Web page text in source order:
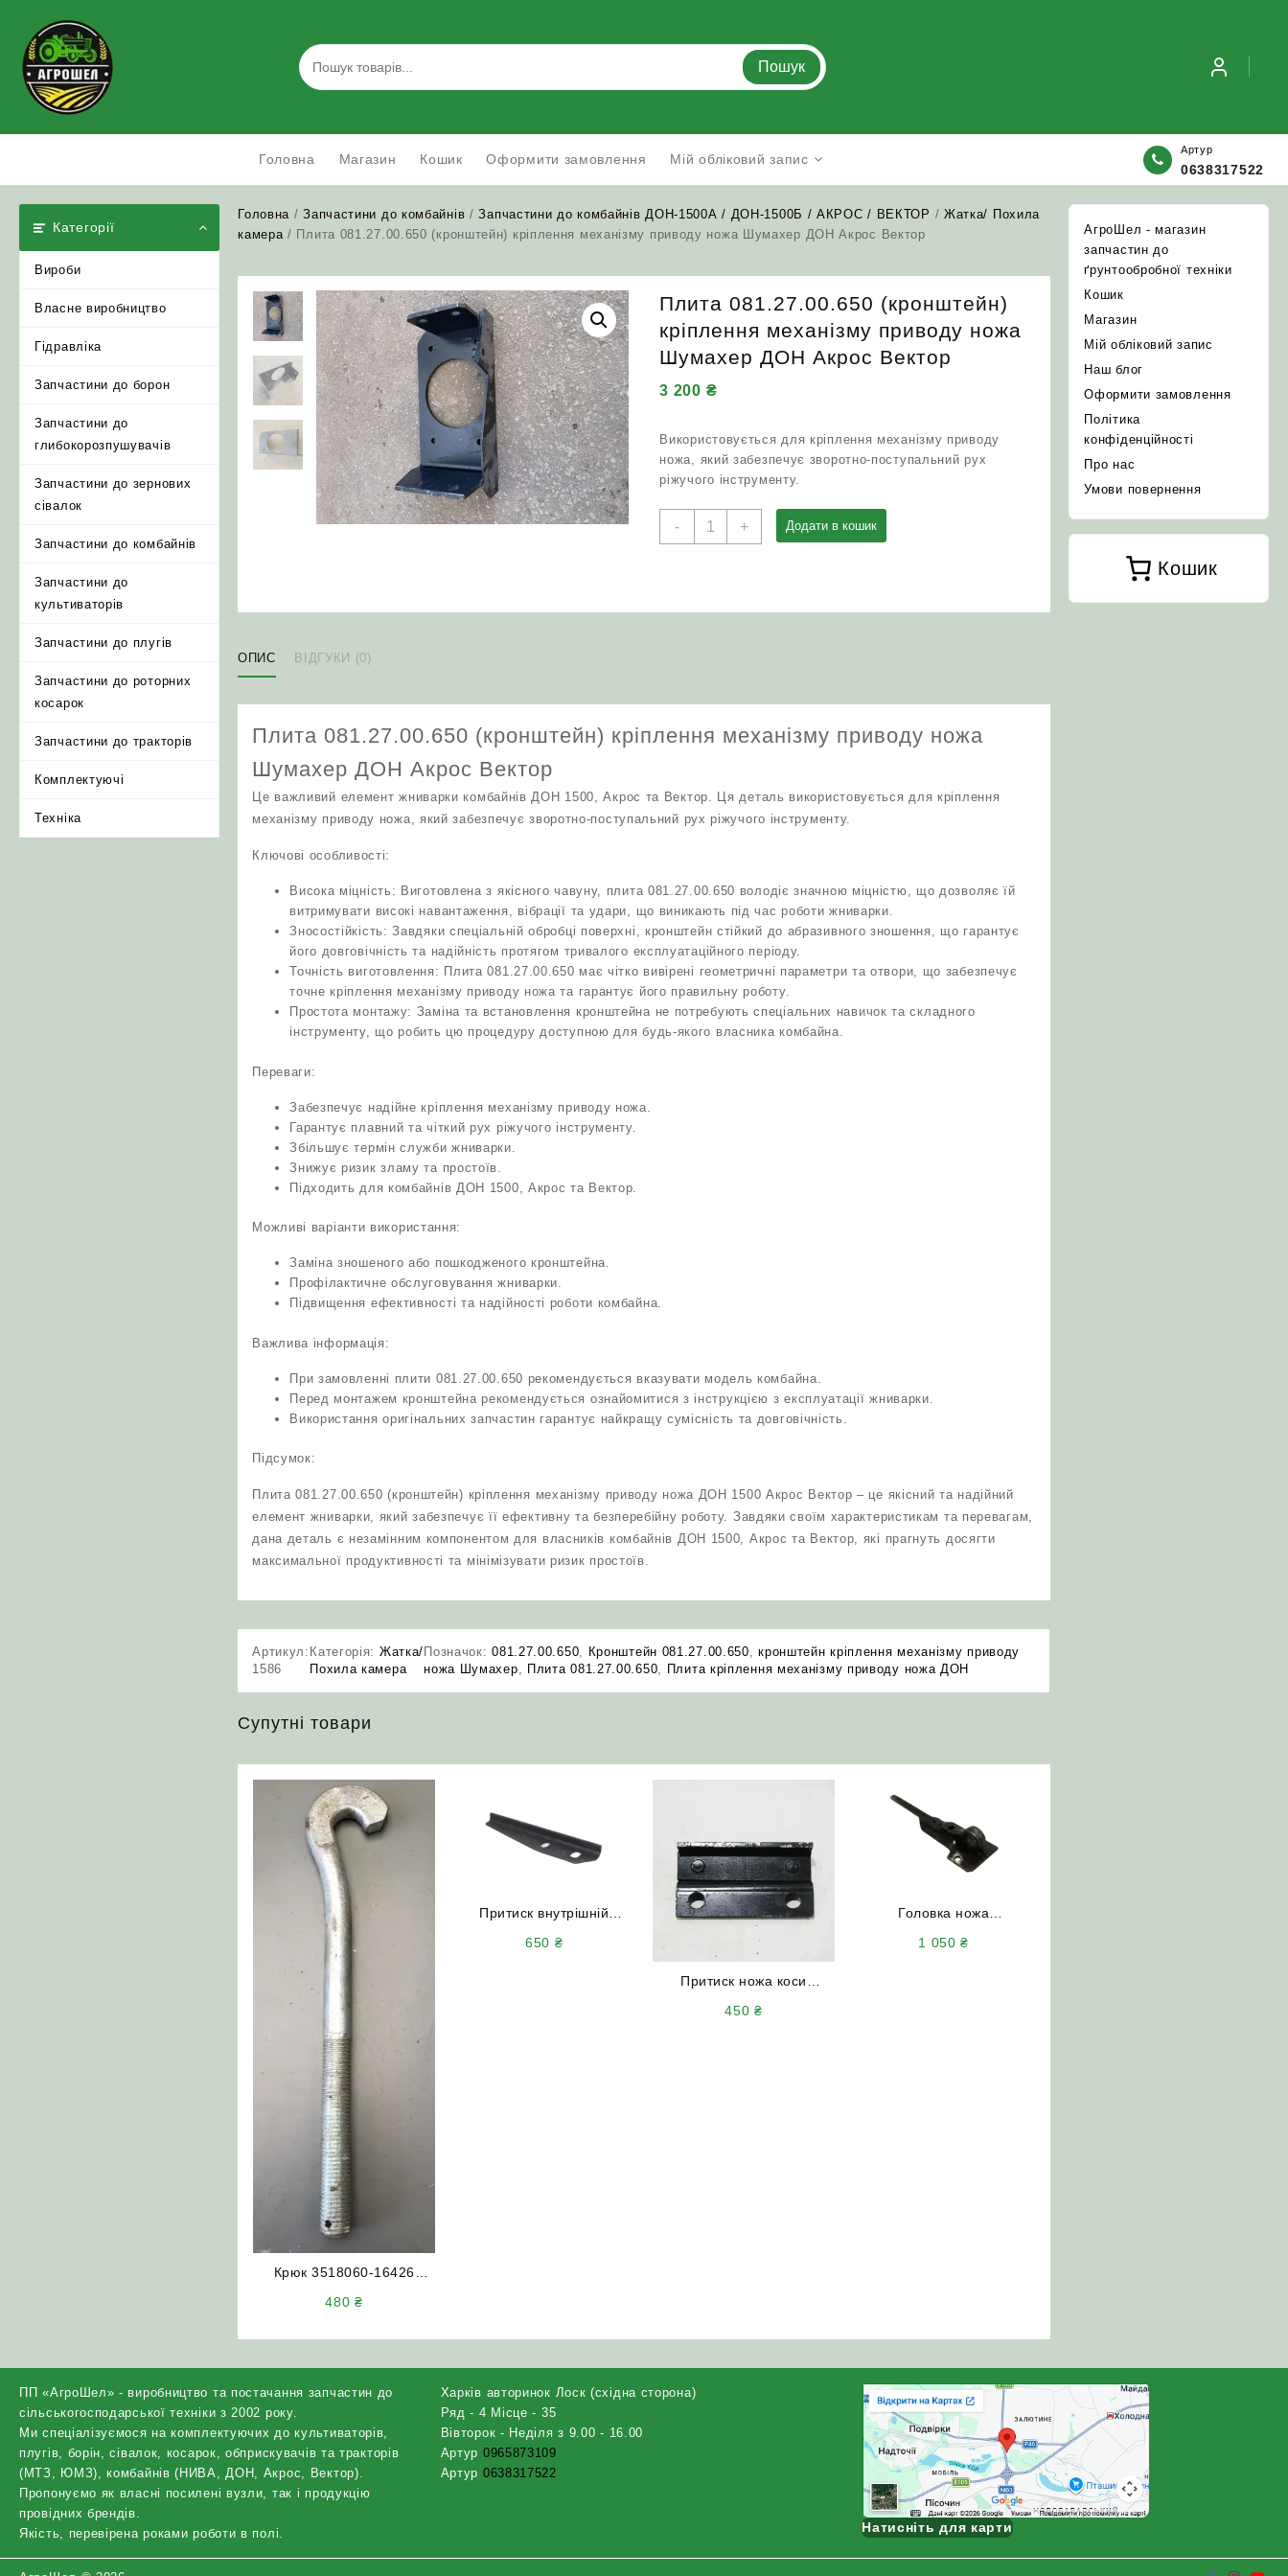
content
Пошук
Головна Магазин Кошик Оформити замовлення Мій обліковий запис
Артур
0638317522
Категорії
Вироби
Власне виробництво
Гідравліка
Запчастини до борон
Запчастини до
глибокорозпушувачів
Запчастини до зернових
сівалок
Запчастини до комбайнів
Запчастини до
культиваторів
Запчастини до плугів
Запчастини до роторних
косарок
Запчастини до тракторів
Комплектуючі
Техніка
Головна /Запчастини до комбайнів /Запчастини до комбайнів ДОН-1500А / ДОН-1500Б / АКРОС / ВЕКТОР / Жатка/ Похила
камера/ Плита 081.27.00.650 (кронштейн) кріплення механізму приводу ножа Шумахер ДОН Акрос Вектор
Плита 081.27.00.650 (кронштейн)
кріплення механізму приводу ножа
Шумахер ДОН Акрос Вектор
3 200 ₴
Використовується для кріплення механізму приводу
ножа, який забезпечує зворотно-поступальний рух
ріжучого інструменту.
-
Плита
081.27.00.650
кількість
+ Додати в кошик
ОПИС ВІДГУКИ (0)
Плита 081.27.00.650 (кронштейн) кріплення механізму приводу ножа
Шумахер ДОН Акрос Вектор
Це важливий елемент жниварки комбайнів ДОН 1500, Акрос та Вектор. Ця деталь використовується для кріплення
механізму приводу ножа, який забезпечує зворотно-поступальний рух ріжучого інструменту.
Ключові особливості:
Висока міцність: Виготовлена з якісного чавуну, плита 081.27.00.650 володіє значною міцністю, що дозволяє їй
витримувати високі навантаження, вібрації та удари, що виникають під час роботи жниварки.
Зносостійкість: Завдяки спеціальній обробці поверхні, кронштейн стійкий до абразивного зношення, що гарантує
його довговічність та надійність протягом тривалого експлуатаційного періоду.
Точність виготовлення: Плита 081.27.00.650 має чітко вивірені геометричні параметри та отвори, що забезпечує
точне кріплення механізму приводу ножа та гарантує його правильну роботу.
Простота монтажу: Заміна та встановлення кронштейна не потребують спеціальних навичок та складного
інструменту, що робить цю процедуру доступною для будь-якого власника комбайна.
Переваги:
Забезпечує надійне кріплення механізму приводу ножа.
Гарантує плавний та чіткий рух ріжучого інструменту.
Збільшує термін служби жниварки.
Знижує ризик зламу та простоїв.
Підходить для комбайнів ДОН 1500, Акрос та Вектор.
Можливі варіанти використання:
Заміна зношеного або пошкодженого кронштейна.
Профілактичне обслуговування жниварки.
Підвищення ефективності та надійності роботи комбайна.
Важлива інформація:
При замовленні плити 081.27.00.650 рекомендується вказувати модель комбайна.
Перед монтажем кронштейна рекомендується ознайомитися з інструкцією з експлуатації жниварки.
Використання оригінальних запчастин гарантує найкращу сумісність та довговічність.
Підсумок:
Плита 081.27.00.650 (кронштейн) кріплення механізму приводу ножа ДОН 1500 Акрос Вектор – це якісний та надійний
елемент жниварки, який забезпечує її ефективну та безперебійну роботу. Завдяки своїм характеристикам та перевагам,
дана деталь є незамінним компонентом для власників комбайнів ДОН 1500, Акрос та Вектор, які прагнуть досягти
максимальної продуктивності та мінімізувати ризик простоїв.
Артикул:
1586
Категорія: Жатка/
Похила камера
Позначок:081.27.00.650, Кронштейн 081.27.00.650,кронштейн кріплення механізму приводу
ножа Шумахер, Плита 081.27.00.650, Плита кріплення механізму приводу ножа ДОН
Супутні товари
Крюк 3518060-16426
480₴
Притиск внутрішній
650 ₴
Притиск ножа коси
450₴
Головка ножа
1 050₴
АгроШел - магазин
запчастин до
ґрунтообробної техніки
Кошик
Магазин
Мій обліковий запис
Наш блог
Оформити замовлення
Політика
конфіденційності
Про нас
Умови повернення
Кошик
ПП «АгроШел» - виробництво та постачання запчастин до
сільськогосподарської техніки з 2002 року.
Ми спеціалізуємося на комплектуючих до культиваторів,
плугів, борін, сівалок, косарок, обприскувачів та тракторів
(МТЗ, ЮМЗ), комбайнів (НИВА, ДОН, Акрос, Вектор).
Пропонуємо як власні посилені вузли, так і продукцію
провідних брендів.
Якість, перевірена роками роботи в полі.
Харків авторинок Лоск (східна сторона)
Ряд - 4 Місце - 35
Вівторок - Неділя з 9.00 - 16.00
Артур 0965873109
Артур 0638317522
Натисніть для карти